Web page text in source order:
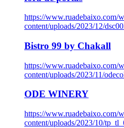
https://www.ruadebaixo.com/
content/uploads/2023/12/
Bistro 99 by Chakall
https://www.ruadebaixo.com/
content/uploads/2023/11/
ODE WINERY
https://www.ruadebaixo.com/
content/uploads/2023/10/